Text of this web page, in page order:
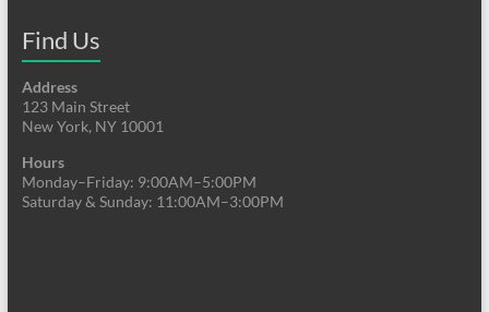
Find Us
Address
123 Main Street
New York, NY 10001
Hours
Monday–Friday: 9:00AM–5:00PM
Saturday & Sunday: 11:00AM–3:00PM